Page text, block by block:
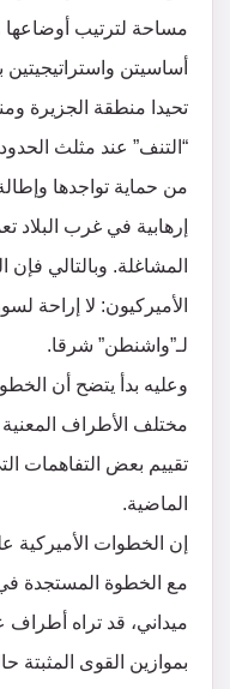
مساحة لترتيب أوضاعها
أساسيتن
تحيدا منطقة الجزيرة
“التنف” عند مثلث
من حماية تواجدها
إرهابية في غرب
المشاغلة. وبالتالي فإن
الأميركيون: لا إراحة
لـ”واشنطن” شرقا.
وعليه بدأ يتضح أن
مختلف الأطراف
تقييم بعض التفاهمات
الماضية.
إن الخطوات
مع الخطوة المستجدة في
ميداني، قد تراه
بموازين القوى المثبتة